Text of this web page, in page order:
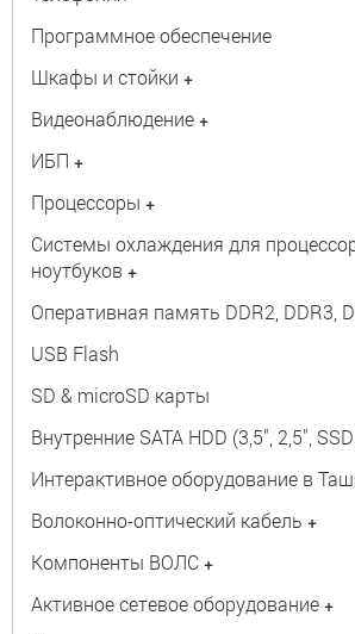
Программное обеспечение
Шкафы и стойки +
Видеонаблюдение +
ИБП +
Процессоры +
Системы охлаждения для
ноутбуков +
Оперативная память DDR2, DDR3,
USB Flash
SD & microSD карты
Внутренние SATA HDD (3,5", 2,5",
Интерактивное оборудование в
Волоконно-оптический кабель +
Компоненты ВОЛС +
Активное сетевое оборудование +